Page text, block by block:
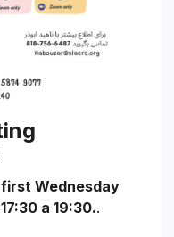
first Wednesday
a 19:30..